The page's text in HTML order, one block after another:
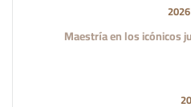
Maestría en los icónicos